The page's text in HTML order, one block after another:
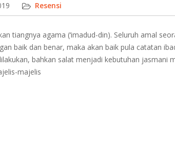
Resensi
tiangnya agama (‘imadud-din). Seluruh amal
baik dan benar, maka akan baik pula catatan
bahkan salat menjadi kebutuhan jasmani
majelis